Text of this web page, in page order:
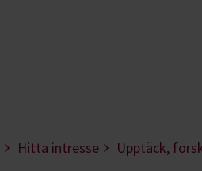
Hitta intresse Upptäck,